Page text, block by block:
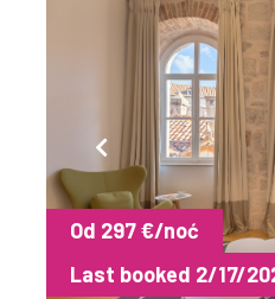
Od 297 €/noć
Last booked 2/17/